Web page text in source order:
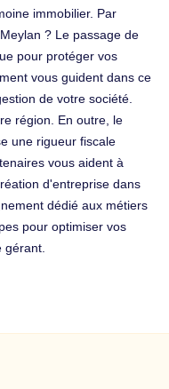
immobilier. Par
? Le passage de
pour protéger vos
vous guident dans ce
de votre société.
région. En outre, le
une rigueur fiscale
vous aident à
d'entreprise dans
dédié aux métiers
pour optimiser vos